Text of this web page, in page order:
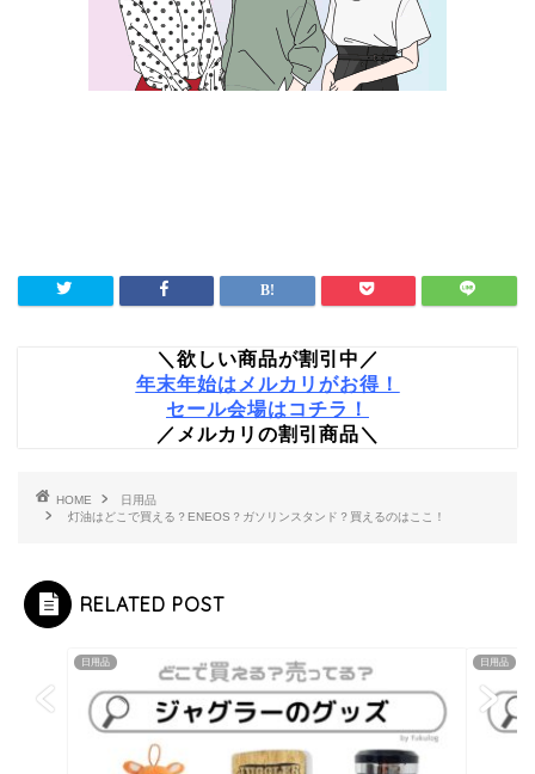
＼欲しい商品が割引中／
年末年始はメルカリがお得！
セール会場はコチラ！
／メルカリの割引商品＼
HOME
日用品
灯油はどこで買える？ENEOS？ガソリンスタンド？買えるのはここ！
RELATED POST
日用品 日用品